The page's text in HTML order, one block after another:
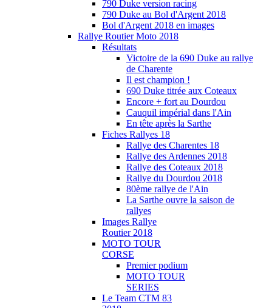
790 Duke version racing
790 Duke au Bol d'Argent 2018
Bol d'Argent 2018 en images
Rallye Routier Moto 2018
Résultats
Victoire de la 690 Duke au rallye
de Charente
Il est champion !
690 Duke titrée aux Coteaux
Encore + fort au Dourdou
Cauquil impérial dans l'Ain
En tête après la Sarthe
Fiches Rallyes 18
Rallye des Charentes 18
Rallye des Ardennes 2018
Rallye des Coteaux 2018
Rallye du Dourdou 2018
80ème rallye de l'Ain
La Sarthe ouvre la saison de
rallyes
Images Rallye
Routier 2018
MOTO TOUR
CORSE
Premier podium
MOTO TOUR
SERIES
Le Team CTM 83